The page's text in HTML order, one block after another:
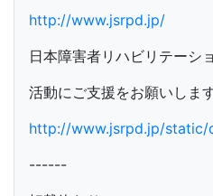
http://www.jsrpd.jp/
日本障害者リハビリテーシ
活動にご支援をお願いしま
http://www.jsrpd.jp/static/
------